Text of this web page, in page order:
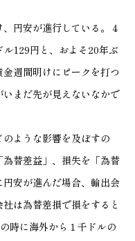
円安が進行している。４
129円と、およそ20年ぶ
週間明けにピークを打つ
まだ先が見えないなかで
ような影響を及ぼすの
替差益」、損失を「為替
安が進んだ場合、輸出会
は為替差損で損をすると
時に海外から１千ドルの